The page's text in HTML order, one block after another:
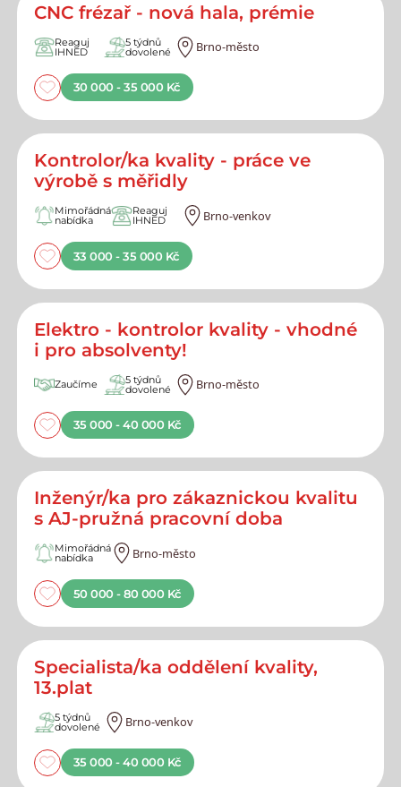
CNC frézař - nová hala, prémie
Reaguj
IHNED
5 týdnů
dovolené Brno-město
30 000 - 35 000 Kč
Kontrolor/ka kvality - práce ve
výrobě s měřidly
Mimořádná
nabídka
Reaguj
IHNED Brno-venkov
33 000 - 35 000 Kč
Elektro - kontrolor kvality - vhodné
i pro absolventy!
Zaučíme 5 týdnů
dovolené Brno-město
35 000 - 40 000 Kč
Inženýr/ka pro zákaznickou kvalitu
s AJ-pružná pracovní doba
Mimořádná
nabídka Brno-město
50 000 - 80 000 Kč
Specialista/ka oddělení kvality,
13.plat
5 týdnů
dovolené Brno-venkov
35 000 - 40 000 Kč